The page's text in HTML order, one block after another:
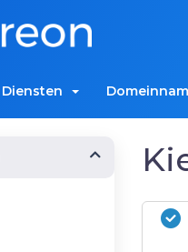
Diensten